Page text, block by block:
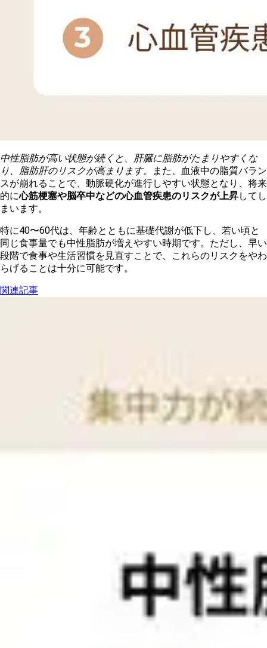
中性脂肪が高い状態が続くと、肝臓に脂肪がたまりやすくな
り、脂肪肝のリスクが高まります。
また、血液中の脂質バラン
スが崩れることで、動脈硬化が進行しやすい状態となり、将来
的に心筋梗塞や脳卒中などの心血管疾患のリスクが上昇してし
まいます。
特に40〜60代は、年齢とともに基礎代謝が低下し、若い頃と
同じ食事量でも中性脂肪が増えやすい時期です。ただし、早い
段階で食事や生活習慣を見直すことで、これらのリスクをやわ
らげることは十分に可能です。
関連記事